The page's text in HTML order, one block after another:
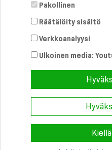
Suora yhteys
Puhelin: +358 46 8757704
© 2026 Schmersal Finland ·
·
Pakollinen
Räätälöity sisältö
Verkkoanalyysi
Ulkoinen media: